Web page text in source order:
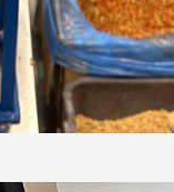
4 版 捐款徵信
息
歡迎使用「淡江大
線上系統」